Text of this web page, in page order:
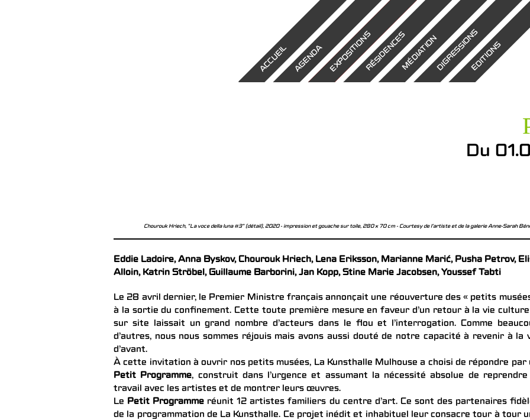
ACCUEILAGENDAEXPOSITIONSRÉSIDENCESMÉDIATIONDIGRESSIONSEDITIONS
Du
Chourouk Hriech, "La voce della luna #3" (détail), 2020 - impression et gouache sur toile, 280 x 70 cm - Courtesy de l’artiste et de la galerie Anne-Sarah
Eddie Ladoire, Anna Byskov, Chourouk Hriech, Lena Eriksson, Marianne Marić, Pusha Petrov,
Alloin, Katrin Ströbel, Guillaume Barborini, Jan Kopp, Stine Marie Jacobsen, Youssef Tabti
Le 28 avril dernier, le Premier Ministre français annonçait une réouverture des « petits
à la sortie du confinement. Cette toute première mesure en faveur d’un retour à la vie
sur site laissait un grand nombre d’acteurs dans le flou et l’interrogation. Comme
d’autres, nous nous sommes réjouis mais avons aussi douté de notre capacité à revenir à la
d’avant.
À cette invitation à ouvrir nos petits musées, La Kunsthalle Mulhouse a choisi de répondre par
Petit Programme, construit dans l’urgence et assumant la nécessité absolue de
travail avec les artistes et de montrer leurs œuvres.
Le Petit Programme réunit 12 artistes familiers du centre d’art. Ce sont des partenaires
de la programmation de La Kunsthalle. Ce projet inédit et inhabituel leur consacre tour à tour